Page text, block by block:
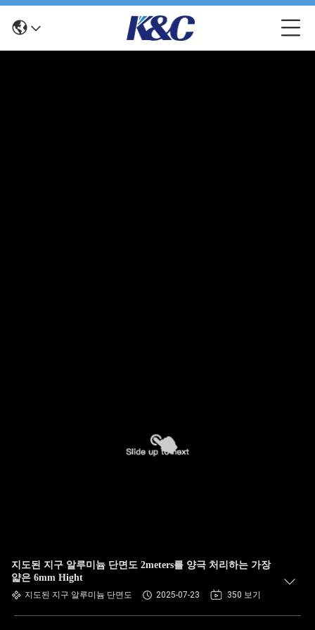
지도된 지구 알루미늄 단면도 2meters를 양극 처리하는 가장
얇은 6mm Hight
지도된 지구 알루미늄 단면도 2025-07-23 350 보기